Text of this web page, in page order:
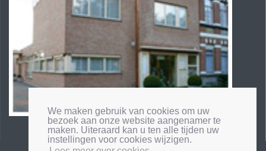
We maken gebruik van cookies om uw
bezoek aan onze website aangenamer te
maken. Uiteraard kan u ten alle tijden uw
instellingen voor cookies wijzigen.